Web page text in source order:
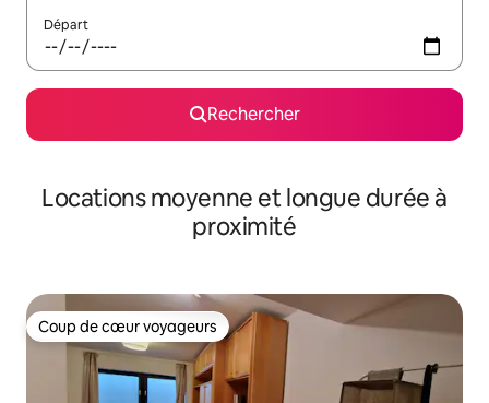
Départ
Rechercher
Locations moyenne et longue durée à
proximité
Coup de cœur voyageurs
Coup de cœur voyageurs